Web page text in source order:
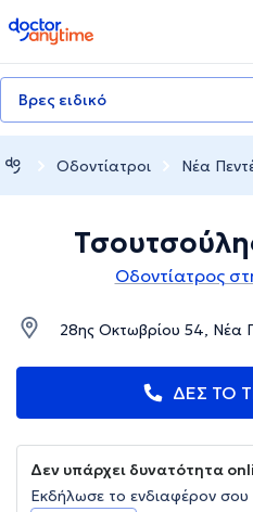
doctoranytime
Βρες ειδικό
Οδοντίατροι Νέα
Οδοντίατρος
28ης Οκτωβρίου 54, Νέα
ΔΕΣ ΤΟ
Δεν υπάρχει δυνατότητα
Εκδήλωσε το ενδιαφέρον σου